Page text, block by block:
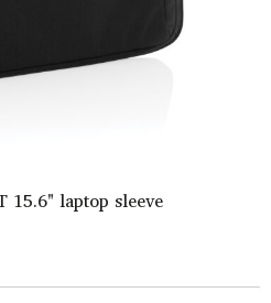
15.6" laptop sleeve